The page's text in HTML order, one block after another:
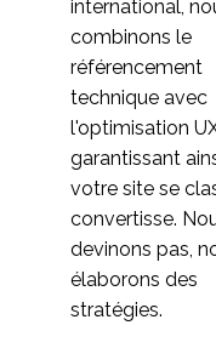
de son site 1
en matière
utilisateur
détaillants en2
pratiques en
d'expérience
pour le chat1
international,
combinons le
référencement
technique avec
l'optimisation
garantissant
votre site se
convertisse.
devinons pas,
élaborons des
stratégies.